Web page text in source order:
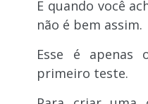
E quando você
não é bem assim.
Esse é apenas
primeiro teste.